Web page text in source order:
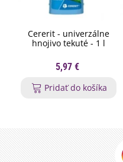
Cererit - univerzálne
hnojivo tekuté - 1 l
5,97 €
Pridať do košíka